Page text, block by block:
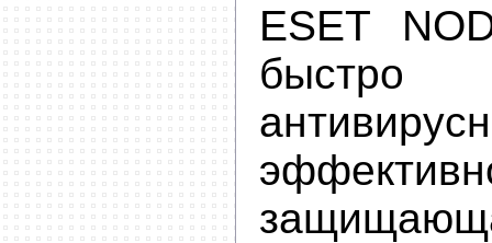
ESET
быстро